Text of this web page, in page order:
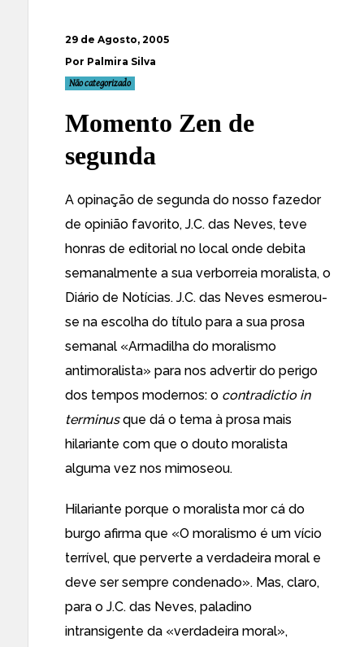
29 de Agosto, 2005
Por Palmira Silva
Não categorizado
Momento Zen de
segunda
A opinação de segunda do nosso fazedor
de opinião favorito, J.C. das Neves, teve
honras de editorial no local onde debita
semanalmente a sua verborreia moralista, o
Diário de Notícias. J.C. das Neves esmerou-
se na escolha do título para a sua prosa
semanal «Armadilha do moralismo
antimoralista» para nos advertir do perigo
dos tempos modernos: o contradictio in
terminusque dá o tema à prosa mais
hilariante com que o douto moralista
alguma vez nos mimoseou.
Hilariante porque o moralista mor cá do
burgo afirma que «O moralismo é um vício
terrível, que perverte a verdadeira moral e
deve ser sempre condenado». Mas, claro,
para o J.C. das Neves, paladino
intransigente da «verdadeira moral»,